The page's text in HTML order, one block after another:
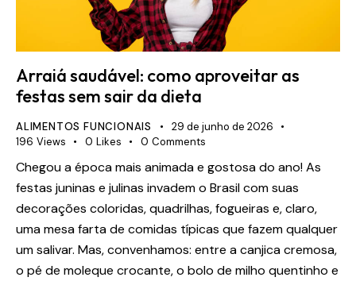
Arraiá saudável: como aproveitar as
festas sem sair da dieta
ALIMENTOS FUNCIONAIS
29 de junho de 2026
196 Views 0 Likes 0 Comments
Chegou a época mais animada e gostosa do ano! As
festas juninas e julinas invadem o Brasil com suas
decorações coloridas, quadrilhas, fogueiras e, claro,
uma mesa farta de comidas típicas que fazem qualquer
um salivar. Mas, convenhamos: entre a canjica cremosa,
o pé de moleque crocante, o bolo de milho quentinho e